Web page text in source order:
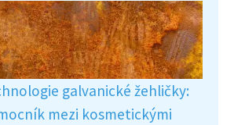
galvanické žehličky:
mezi kosmetickými